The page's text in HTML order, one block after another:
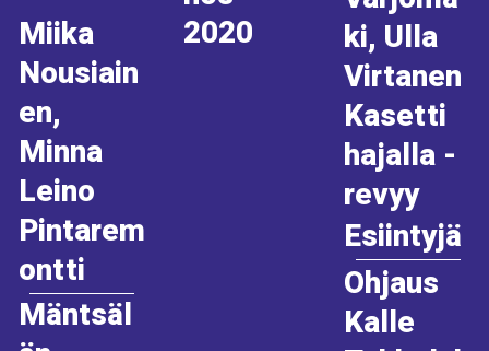
Miika
Nousiain
en,
Minna
Leino
Pintarem
ontti
Mäntsäl
2020
ki, Ulla
Virtanen
Kasetti
hajalla -
revyy
Esiintyjä
Ohjaus
Kalle